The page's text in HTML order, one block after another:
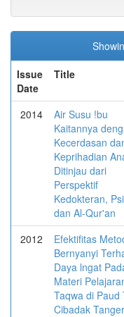
Issue
Date
Title
2014
Air Susu !bu
Kaitannya
Kecerdasan
Keprihadian
Ditinjau dari
Perspektif
Kedokteran,
dan Al-Qur'an
2012
Efektifitas
Bernyanyi
Daya lngat
Materi
Taqwa di Paud
Cibadak